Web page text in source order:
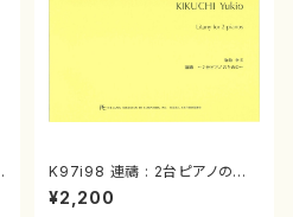
K97i98 連禱 : 2台ピアノのた
めの（2 Pianos / 菊池 幸夫 /
楽譜）
¥2,200